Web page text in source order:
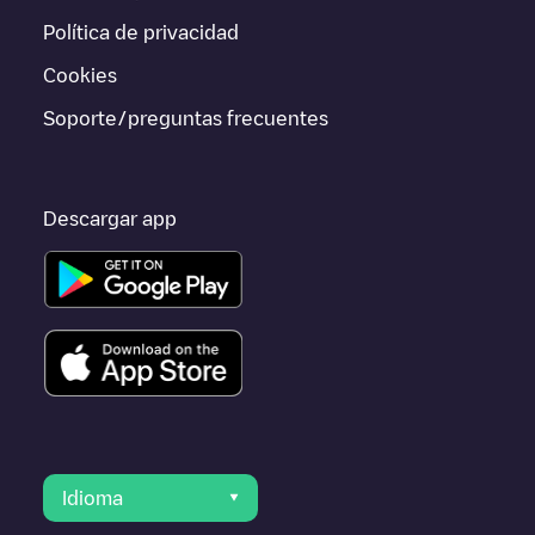
a otras ciudades comoSeattle
están cerca y se encuentran dentro de
Política de privacidad
Cookies
Soporte/preguntas frecuentes
Descargar app
Idioma